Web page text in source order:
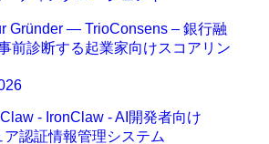
Gründer — TrioConsens – 銀行融
前診断する起業家向けスコアリン